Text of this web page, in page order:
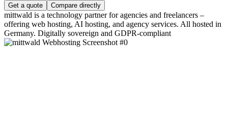
Get a quote Compare directly
mittwald is a technology partner for agencies and freelancers –
offering web hosting, AI hosting, and agency services. All hosted in
Germany. Digitally sovereign and GDPR-compliant